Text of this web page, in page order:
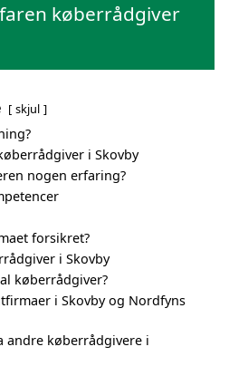
køberrådgiver
skjul
i Skovby
nogen erfaring?
forsikret?
i Skovby
køberrådgiver?
i Skovby og Nordfyns
køberrådgivere i